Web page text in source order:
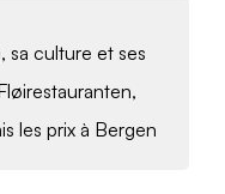
sa culture et ses
les prix à Bergen